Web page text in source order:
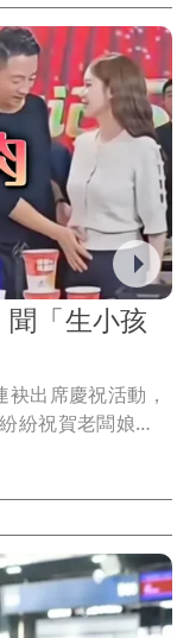
「生小孩
出席慶祝活動，
紛祝賀老闆娘